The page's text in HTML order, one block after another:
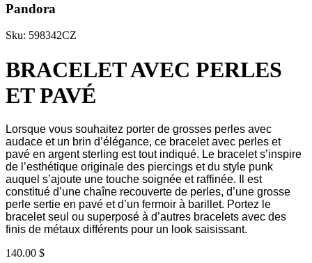
Pandora
Sku: 598342CZ
BRACELET AVEC PERLES
ET PAVÉ
Lorsque vous souhaitez porter de grosses perles avec
audace et un brin d’élégance, ce bracelet avec perles et
pavé en argent sterling est tout indiqué. Le bracelet s’inspire
de l’esthétique originale des piercings et du style punk
auquel s’ajoute une touche soignée et raffinée. Il est
constitué d’une chaîne recouverte de perles, d’une grosse
perle sertie en pavé et d’un fermoir à barillet. Portez le
bracelet seul ou superposé à d’autres bracelets avec des
finis de métaux différents pour un look saisissant.
140.00 $